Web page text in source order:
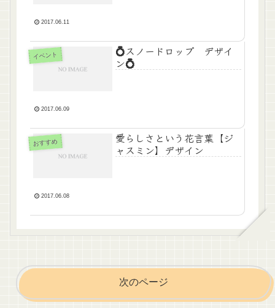
2017.06.11
イベント
💍スノードロップ デザイ
ン💍
2017.06.09
おすすめ
愛らしさという花言葉【ジ
ャスミン】デザイン
2017.06.08
次のページ